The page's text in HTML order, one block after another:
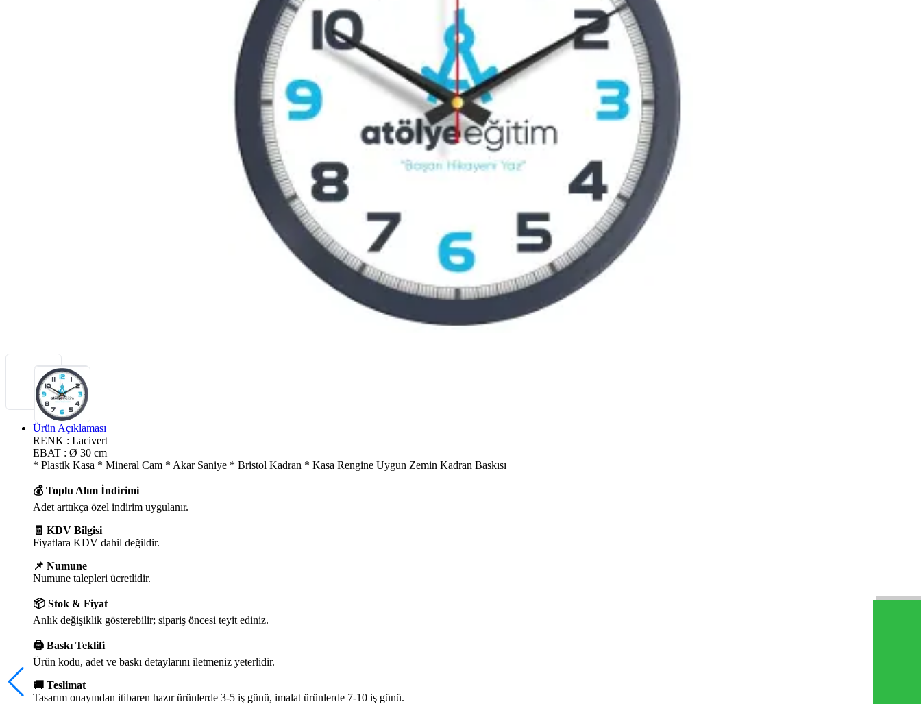
Ürün Açıklaması
RENK : Lacivert
EBAT : Ø 30 cm
* Plastik Kasa * Mineral Cam * Akar Saniye * Bristol Kadran * Kasa Rengine Uygun Zemin Kadran Baskısı
💰 Toplu Alım İndirimi
Adet arttıkça özel indirim uygulanır.
🧾 KDV Bilgisi
Fiyatlara KDV dahil değildir.
📌 Numune
Numune talepleri ücretlidir.
📦 Stok & Fiyat
Anlık değişiklik gösterebilir; sipariş öncesi teyit ediniz.
🖨️ Baskı Teklifi
Ürün kodu, adet ve baskı detaylarını iletmeniz yeterlidir.
🚚 Teslimat
Tasarım onayından itibaren hazır ürünlerde 3-5 iş günü, imalat ürünlerde 7-10 iş günü.